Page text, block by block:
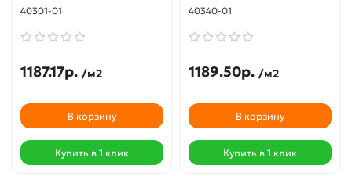
40301-01
1187.17р. /м2
В корзину
Купить в 1 клик
40340-01
1189.50р. /м2
В корзину
Купить в 1 клик